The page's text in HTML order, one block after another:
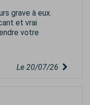
grave à eux.
et vrai
votre
Le 20/07/26